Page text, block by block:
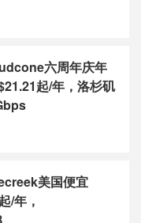
六周年庆年
起/年，洛杉矶
美国便宜
/年，